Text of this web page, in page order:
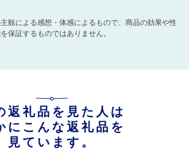
観による感想・体感によるもので、商品の効果や性
保証するものではありません。
返礼品を見た人は
にこんな返礼品を
見ています。